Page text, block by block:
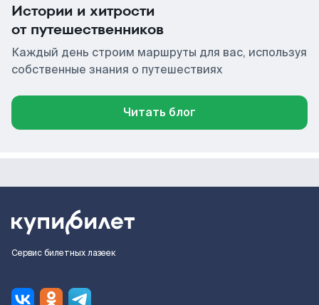
Истории и хитрости
от путешественников
Каждый день строим маршруты для вас, используя
собственные знания о путешествиях
Читать блог
Сервис билетных лазеек